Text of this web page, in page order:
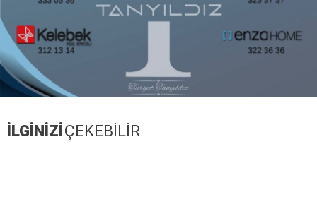
İLGİNİZİÇEKEBİLİR